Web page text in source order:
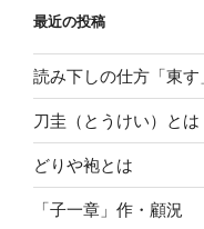
最近の投稿
読み下しの仕方「東す
刀圭（とうけい）とは
どりや袍とは
「子一章」作・顧況